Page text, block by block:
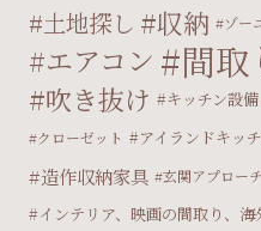
土地探し 収納 ゾー
エアコン 間取
吹き抜け キッチン設備
クローゼット アイランドキッ
造作収納家具 玄関アプローチ
インテリア、映画の間取り、海